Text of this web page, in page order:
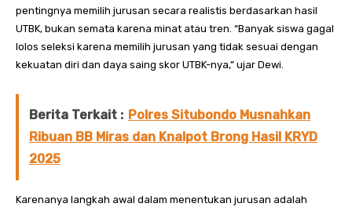
pentingnya memilih jurusan secara realistis berdasarkan hasil
UTBK, bukan semata karena minat atau tren. “Banyak siswa gagal
lolos seleksi karena memilih jurusan yang tidak sesuai dengan
kekuatan diri dan daya saing skor UTBK-nya,” ujar Dewi.
Berita Terkait : Polres Situbondo Musnahkan
Ribuan BB Miras dan Knalpot Brong Hasil KRYD
2025
Karenanya langkah awal dalam menentukan jurusan adalah